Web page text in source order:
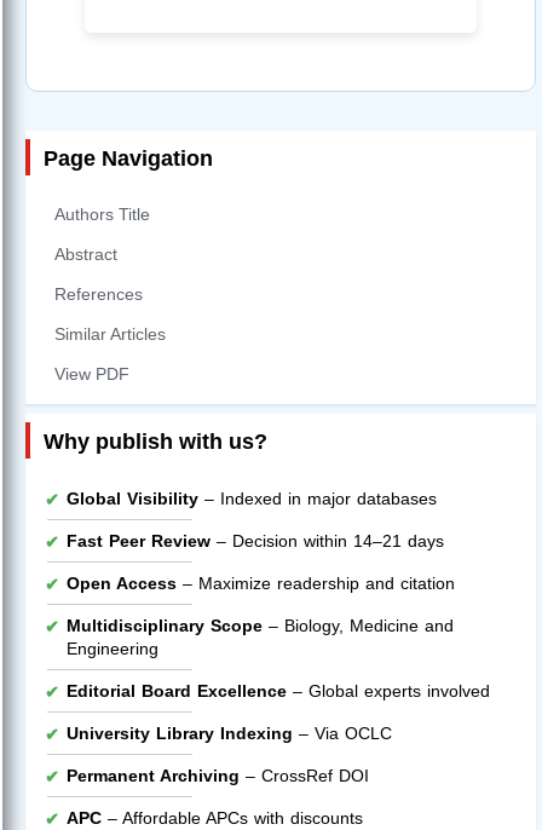
Page Navigation
Authors Title
Abstract
References
Similar Articles
View PDF
Why publish with us?
Global Visibility – Indexed in major databases
Fast Peer Review – Decision within 14–21 days
Open Access – Maximize readership and citation
Multidisciplinary Scope – Biology, Medicine and
Engineering
Editorial Board Excellence – Global experts involved
University Library Indexing – Via OCLC
Permanent Archiving – CrossRef DOI
APC – Affordable APCs with discounts